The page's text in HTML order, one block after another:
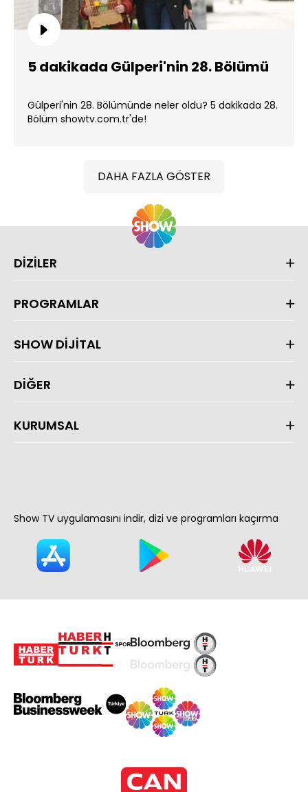
5 dakikada Gülperi'nin 28. Bölümü
Gülperi'nin 28. Bölümünde neler oldu? 5 dakikada 28.
Bölüm showtv.com.tr'de!
DAHA FAZLA GÖSTER
DİZİLER
PROGRAMLAR
SHOW DİJİTAL
DİĞER
KURUMSAL
Show TV uygulamasını indir, dizi ve programları kaçırma